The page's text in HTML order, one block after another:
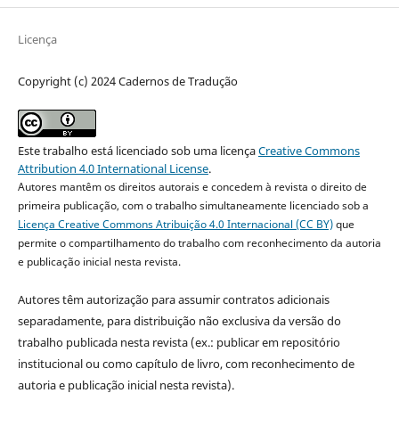
Licença
Copyright (c) 2024 Cadernos de Tradução
Este trabalho está licenciado sob uma licençaCreative Commons
Attribution 4.0 International License.
Autores mantêm os direitos autorais e concedem à revista o direito de
primeira publicação, com o trabalho simultaneamente licenciado sob a
Licença Creative Commons Atribuição 4.0 Internacional (CC BY)que
permite o compartilhamento do trabalho com reconhecimento da autoria
e publicação inicial nesta revista.
Autores têm autorização para assumir contratos adicionais
separadamente, para distribuição não exclusiva da versão do
trabalho publicada nesta revista (ex.: publicar em repositório
institucional ou como capítulo de livro, com reconhecimento de
autoria e publicação inicial nesta revista).